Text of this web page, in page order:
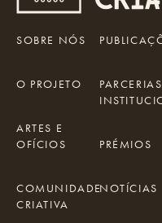
SOBRE NÓS
O PROJETO
ARTES E
OFÍCIOS
COMUNIDADE
CRIATIVA
PARCERIAS
PRÉMIOS
NOTÍCIAS